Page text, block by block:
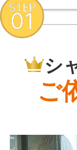
シ
ご
STEP
01